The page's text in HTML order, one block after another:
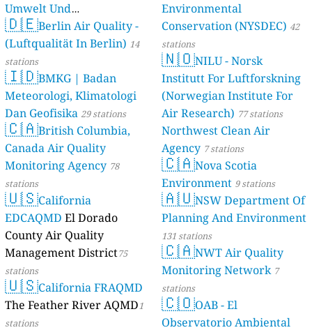
Umwelt Und
Verbraucherschutz) - LfU
46 stations
🇩🇪Berlin Air Quality -
(Luftqualität In Berlin) 14
stations
🇮🇩BMKG | Badan
Meteorologi, Klimatologi
Dan Geofisika 29 stations
🇨🇦British Columbia,
Canada Air Quality
Monitoring Agency 78
stations
🇺🇸California
EDCAQMD El Dorado
County Air Quality
Management District75
stations
🇺🇸California FRAQMD
The Feather River AQMD1
stations
Environmental
Conservation (NYSDEC) 42
stations
🇳🇴NILU - Norsk
Institutt For Luftforskning
(Norwegian Institute For
Air Research) 77 stations
Northwest Clean Air
Agency 7 stations
🇨🇦Nova Scotia
Environment 9 stations
🇦🇺NSW Department Of
Planning And Environment
131 stations
🇨🇦NWT Air Quality
Monitoring Network 7
stations
🇨🇴OAB - El
Observatorio Ambiental